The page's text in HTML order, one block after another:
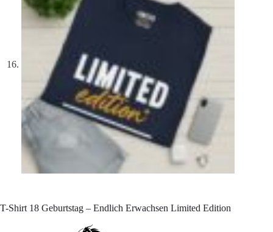
T-Shirt 18 Geburtstag – Endlich Erwachsen Limited Edition